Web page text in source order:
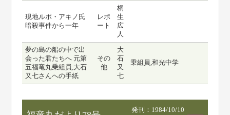
現地ルポ・アキノ氏
暗殺事件から一年
レポ
ート
桐
生
広
人
夢の島の船の中で出
会った君たちへ 元第
五福竜丸乗組員,大石
又七さんへの手紙
その
他
大
石
又
七
乗組員,和光中学
発刊：1984/10/10